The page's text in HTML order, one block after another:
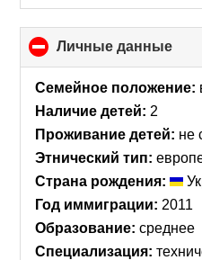
Личные данные
to
Семейное положение:
Наличие детей: 2
Проживание детей: не
Этнический тип:
Страна рождения:
Год иммиграции: 2011
Образование: среднее
Специализация: